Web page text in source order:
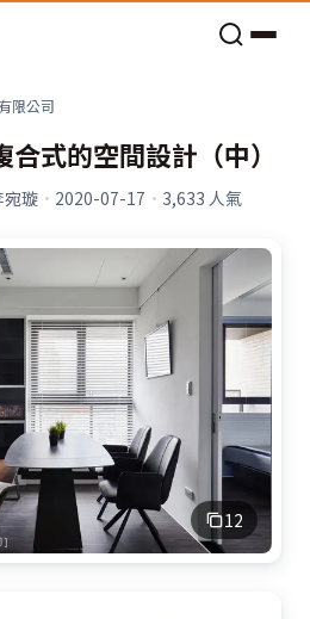
限公司
式的空間設計（中）
宛璇 · 2020-07-17 · 3,633 人氣
12